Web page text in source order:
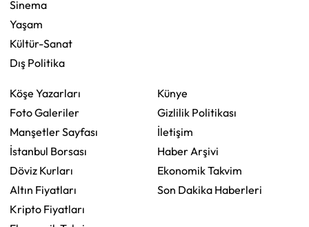
Sinema
Yaşam
Kültür-Sanat
Dış Politika
Köşe Yazarları
Foto Galeriler
Manşetler Sayfası
İstanbul Borsası
Döviz Kurları
Altın Fiyatları
Kripto Fiyatları
Künye
Gizlilik Politikası
İletişim
Haber Arşivi
Ekonomik Takvim
Son Dakika Haberleri